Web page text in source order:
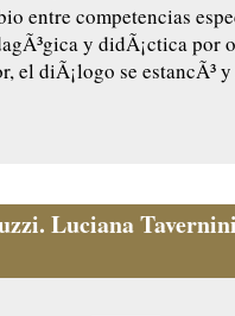
entre competencias
y didÃ¡ctica por
el diÃ¡logo se estancÃ³
Luciana